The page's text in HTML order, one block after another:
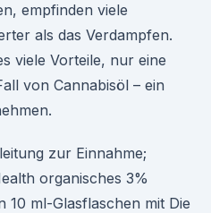
empfinden viele
als das Verdampfen.
viele Vorteile, nur eine
von Cannabisöl – ein
zur Einnahme;
organisches 3%
10 ml-Glasflaschen mit Die